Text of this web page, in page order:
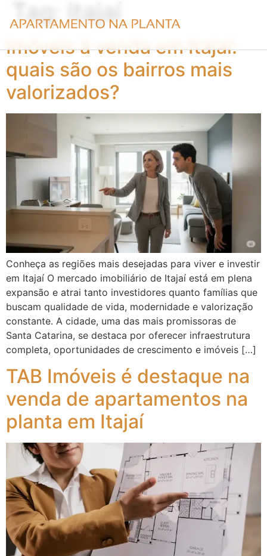
Tag:itajaí
Imóveis à venda em Itajaí:
quais são os bairros mais
valorizados?
Conheça as regiões mais desejadas para viver e investir
em Itajaí O mercado imobiliário de Itajaí está em plena
expansão e atrai tanto investidores quanto famílias que
buscam qualidade de vida, modernidade e valorização
constante. A cidade, uma das mais promissoras de
Santa Catarina, se destaca por oferecer infraestrutura
completa, oportunidades de crescimento e imóveis […]
TAB Imóveis é destaque na
venda de apartamentos na
planta em Itajaí